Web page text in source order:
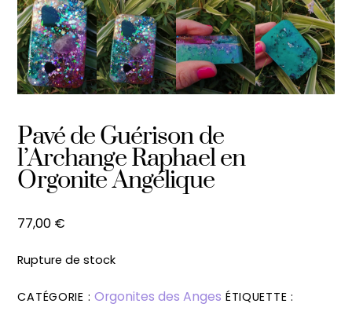
Pavé de Guérison de
l’Archange Raphael en
Orgonite Angélique
77,00 €
Rupture de stock
CATÉGORIE :Orgonites des Anges ÉTIQUETTE :